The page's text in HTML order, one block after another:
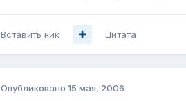
Вставить ник Цитата
Опубликовано 15 мая, 2006